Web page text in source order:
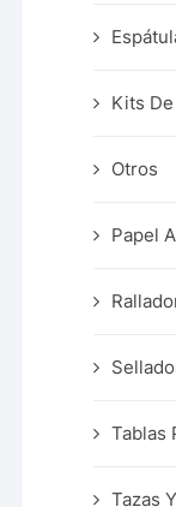
Kits
Otros
Papel
Tablas
Tazas